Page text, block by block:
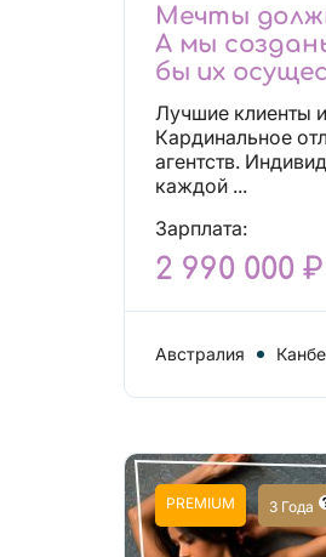
Мечты
А мы
бы их
Лучшие клиенты
Кардинальное
агентств. Индивидуальный подход к
каждой ...
Зарплата:
2 990 000 ₽
Австралия
PREMIUM 3 Года